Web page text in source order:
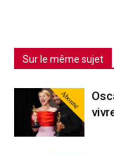
Sur le même sujet
Abonné